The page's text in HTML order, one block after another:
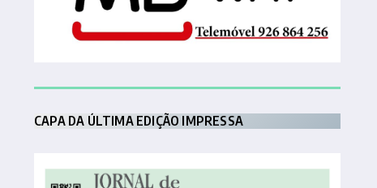
CAPA DA ÚLTIMA EDIÇÃO IMPRESSA